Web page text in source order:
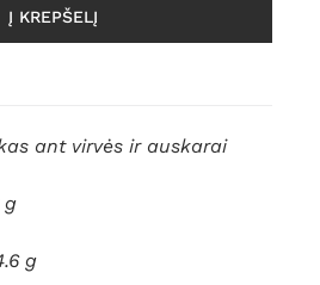
Į KREPŠELĮ
ant virvės ir auskarai
g
g